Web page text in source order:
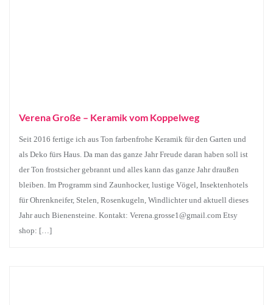
Verena Große – Keramik vom Koppelweg
Seit 2016 fertige ich aus Ton farbenfrohe Keramik für den Garten und
als Deko fürs Haus. Da man das ganze Jahr Freude daran haben soll ist
der Ton frostsicher gebrannt und alles kann das ganze Jahr draußen
bleiben. Im Programm sind Zaunhocker, lustige Vögel, Insektenhotels
für Ohrenkneifer, Stelen, Rosenkugeln, Windlichter und aktuell dieses
Jahr auch Bienensteine. Kontakt: Verena.grosse1@gmail.com Etsy
shop: […]